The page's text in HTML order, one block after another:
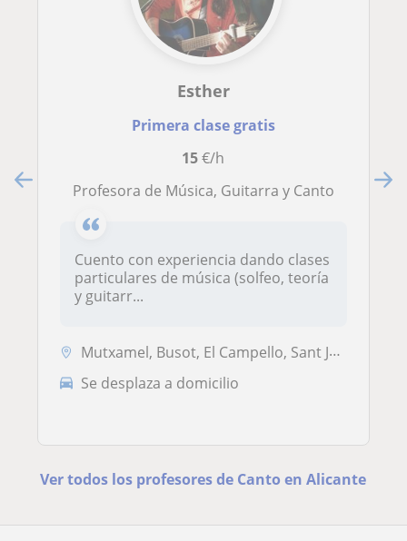
Esther
Primera clase gratis
15€/h
Profesora de Música, Guitarra y Canto
Cuento con experiencia dando clases
particulares de música (solfeo, teoría
y guitarr...
Mutxamel, Busot, El Campello, Sant Joan D'Alacant, San Vicente del Ras...
Se desplaza a domicilio
Ver todos los profesores de Canto en Alicante